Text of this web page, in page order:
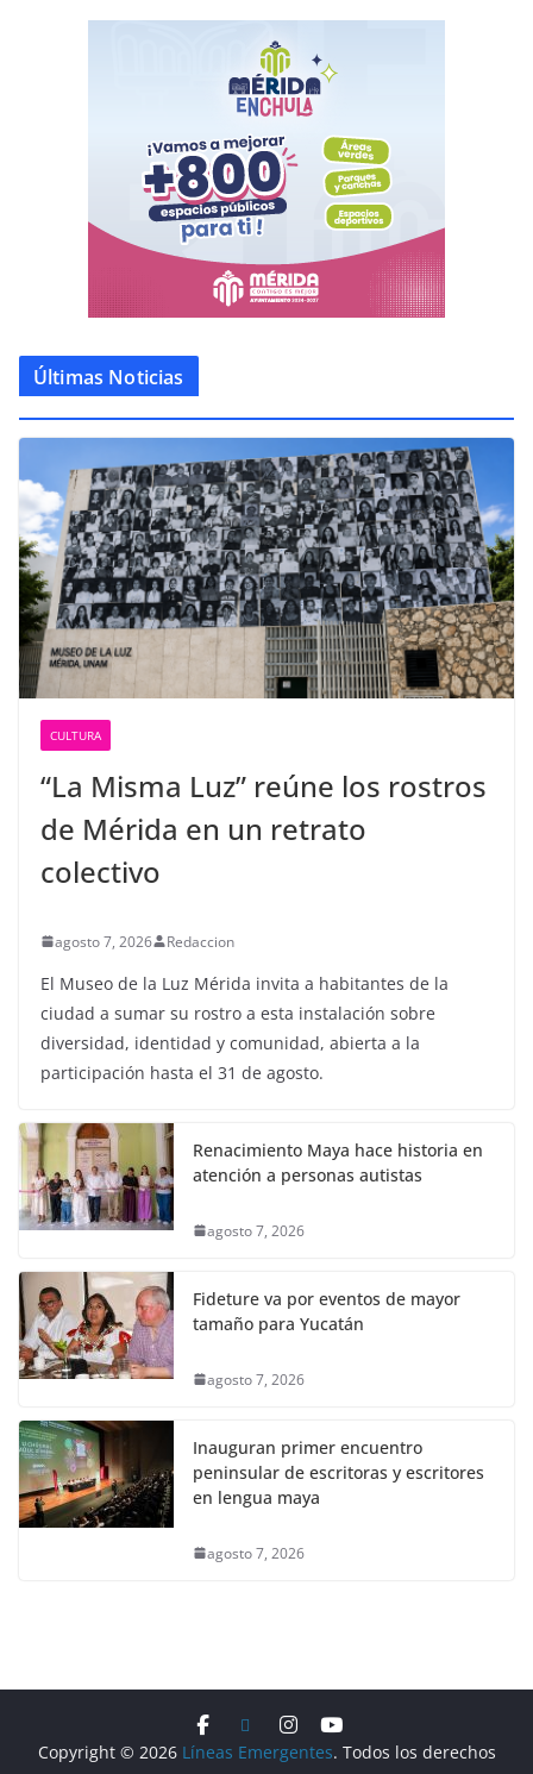
Últimas Noticias
CULTURA
“La Misma Luz” reúne los rostros
de Mérida en un retrato
colectivo
agosto 7, 2026 Redaccion
El Museo de la Luz Mérida invita a habitantes de la
ciudad a sumar su rostro a esta instalación sobre
diversidad, identidad y comunidad, abierta a la
participación hasta el 31 de agosto.
Renacimiento Maya hace historia en
atención a personas autistas
agosto 7, 2026
Fideture va por eventos de mayor
tamaño para Yucatán
agosto 7, 2026
Inauguran primer encuentro
peninsular de escritoras y escritores
en lengua maya
agosto 7, 2026
Copyright © 2026 Líneas Emergentes. Todos los derechos